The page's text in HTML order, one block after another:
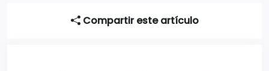
Compartir este artículo